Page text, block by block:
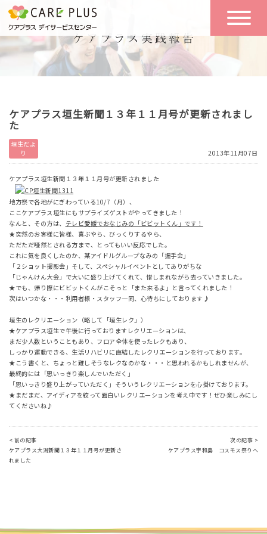
こんな方に
おすすめ
一日の流れ
一日体験
空き状況
リクルート
お問い合わせ
体験希望
ケアプラス垣生新聞１３年１１月号が更新されまし
た
垣生だよ
り
2013年11月07日
ケアプラス垣生新聞１３年１１月号が更新されました
地方祭で各地がにぎわっている10/7（月）、
ここケアプラス垣生にもサプライズゲストがやってきました！
なんと、その方は、 テレビ愛媛でおなじみの「ビビットくん」です！
★突然のお客様に皆様、喜ぶやら、びっくりするやら、
ただただ唖然とされる方まで、とってもいい反応でした。
これに気を良くしたのか、某アイドルグループなみの「握手会」
「２ショット撮影会」そして、スペシャルイベントとしてありがちな
「じゃんけん大会」で大いに盛り上げてくれて、惜しまれながら去っていきました。
★でも、帰り際にビビットくんがこそっと「また来るよ」と言ってくれました！
次はいつかな・・・利用者様・スタッフ一同、心待ちにしております♪
垣生のレクリエーション（略して「垣生レク」）
★ケアプラス垣生で午後に行っておりますレクリエーションは、
まだ少人数ということもあり、フロア全体を使ったレクもあり、
しっかり運動できる、生活リハビリに直結したレクリエーションを行っております。
★こう書くと、ちょっと難しそうなレクなのかな・・・と思われるかもしれませんが、
最終的には「思いっきり楽しんでいただく」
「思いっきり盛り上がっていただく」そういうレクリエーションを心掛けております。
★まだまだ、アイディアを絞って面白いレクリエーションを考え中です！ぜひ楽しみにし
てくださいね♪
< 前の記事
ケアプラス大洲新聞１３年１１月号が更新さ
れました
次の記事 >
ケアプラス宇和島 コスモス祭りへ